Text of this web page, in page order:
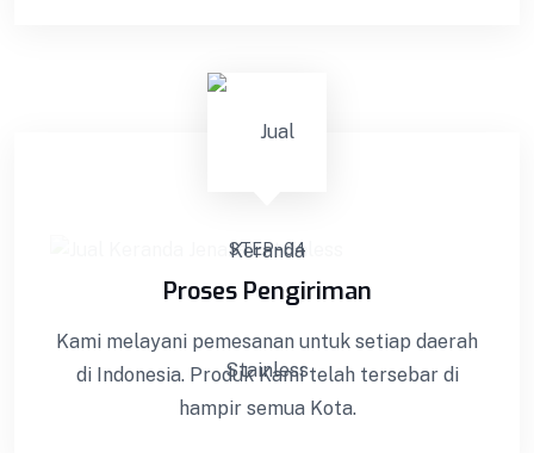
STEP - 04
Proses Pengiriman
Kami melayani pemesanan untuk setiap daerah
di Indonesia. Produk Kami telah tersebar di
hampir semua Kota.